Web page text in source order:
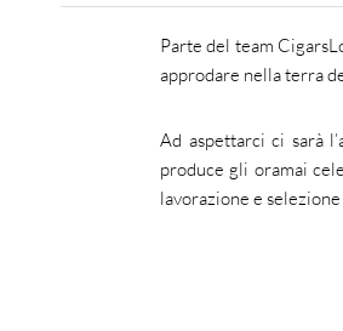
Parte del team
approdare nella terra
Ad aspettarci ci sarà
produce gli oramai
lavorazione e